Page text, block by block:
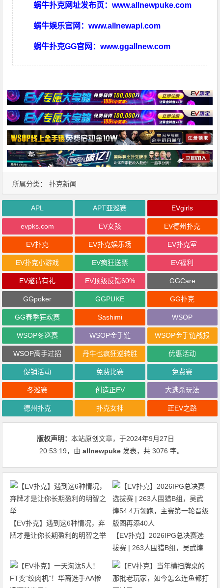
蜗牛扑克网址发布页：www.allnewpuke.com
蜗牛娱乐官网：www.allnewapl.com
蜗牛扑克GG官网：www.ggallnew.com
所属分类： 扑克新闻
APL APT亚巡赛 EVgirls
evpks.com EV女孩 EV德州扑克
EV扑克 EV扑克娱乐场 EV扑克室
EV扑克小游戏 EV疯狂送票 EV福利
EV邀请有礼 EV顶级反馈60% GGCare
GGpoker GGPUKE GG扑克
GG春季狂欢赛 Sashimi WSOP
WSOP冬巡赛 WSOP金手链 WSOP金手链战报
WSOP高手过招 丹牛也疯狂逆转胜 优惠活动
促销活动 免费比赛 免费赛
冬巡赛 创造正EV 大逃杀玩法
德州扑克 扑克女神 正EV之路
版权声明：本站原创文章，于2024年9月27日
20:53:19，由allnewpuke 发表，共 3076 字。
【EV扑克】遇到这6种情况，弃
牌才是让你长期盈利的明智之举
【EV扑克】2026IPG总决赛选
拔赛 | 263人围猎B组，吴武煌
54.4万领跑，主赛第一轮晋级版